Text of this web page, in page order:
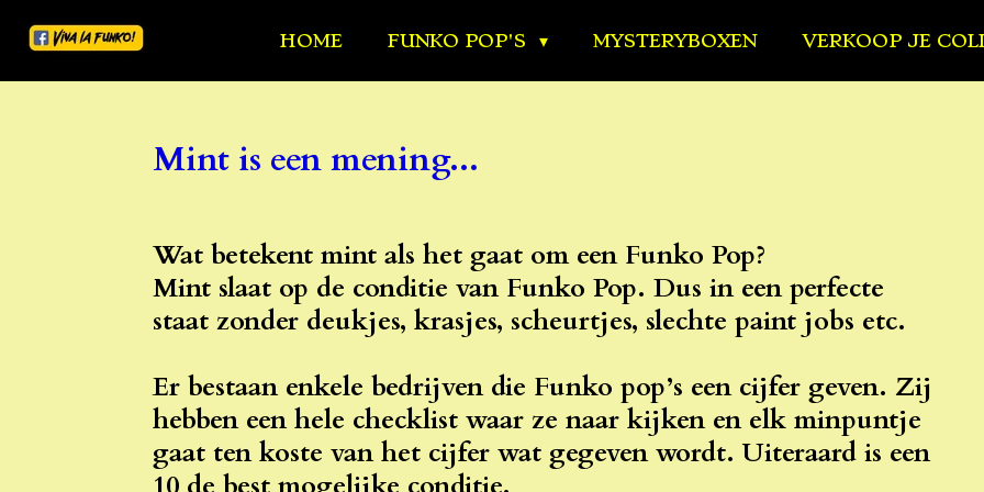
Ga
direct
HOME FUNKO POP'S MYSTERYBOXEN VERKOOP JE
Mint is een mening...
Wat betekent mint als het gaat om een Funko Pop?
Mint slaat op de conditie van Funko Pop. Dus in een perfecte
staat zonder deukjes, krasjes, scheurtjes, slechte paint jobs etc.
Er bestaan enkele bedrijven die Funko pop’s een cijfer geven. Zij
hebben een hele checklist waar ze naar kijken en elk minpuntje
gaat ten koste van het cijfer wat gegeven wordt. Uiteraard is een